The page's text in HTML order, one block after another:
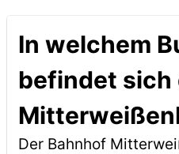
In welchem
befindet sich
Der Bahnhof